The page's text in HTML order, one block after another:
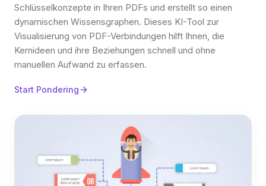
Schlüsselkonzepte in Ihren PDFs und erstellt so einen
dynamischen Wissensgraphen. Dieses KI-Tool zur
Visualisierung von PDF-Verbindungen hilft Ihnen, die
Kernideen und ihre Beziehungen schnell und ohne
manuellen Aufwand zu erfassen.
Start Pondering